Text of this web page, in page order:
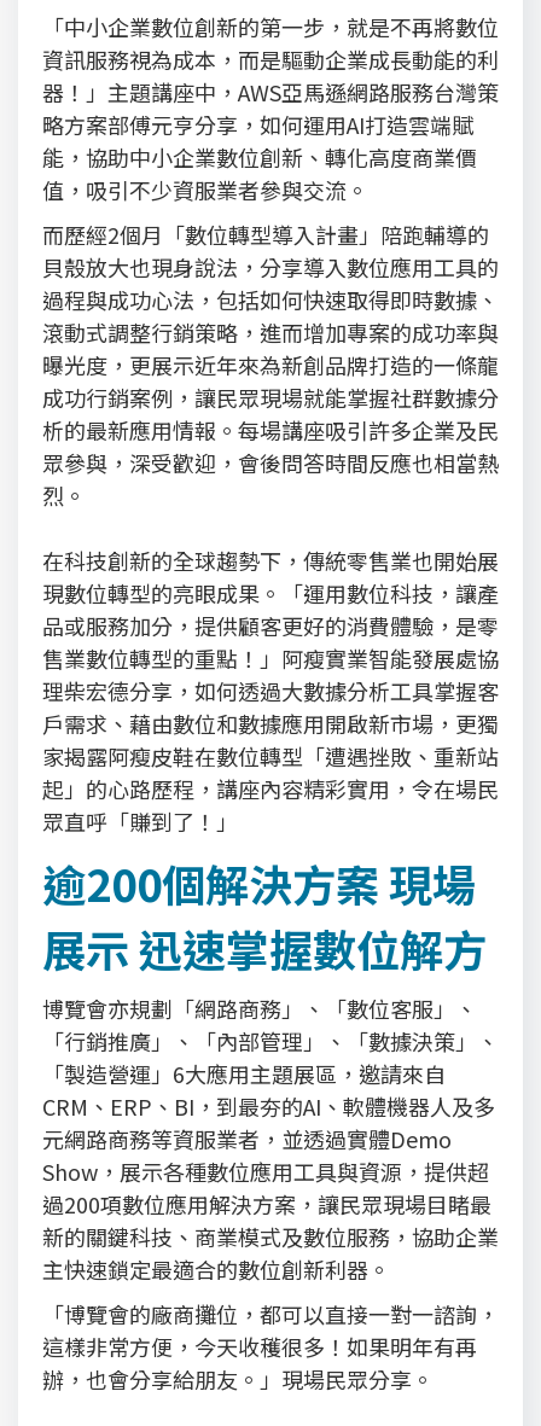
「中小企業數位創新的第一步，就是不再將數位
資訊服務視為成本，而是驅動企業成長動能的利
器！」主題講座中，AWS亞馬遜網路服務台灣策
略方案部傅元亨分享，如何運用AI打造雲端賦
能，協助中小企業數位創新、轉化高度商業價
值，吸引不少資服業者參與交流。
而歷經2個月「數位轉型導入計畫」陪跑輔導的
貝殼放大也現身說法，分享導入數位應用工具的
過程與成功心法，包括如何快速取得即時數據、
滾動式調整行銷策略，進而增加專案的成功率與
曝光度，更展示近年來為新創品牌打造的一條龍
成功行銷案例，讓民眾現場就能掌握社群數據分
析的最新應用情報。每場講座吸引許多企業及民
眾參與，深受歡迎，會後問答時間反應也相當熱
烈。
在科技創新的全球趨勢下，傳統零售業也開始展
現數位轉型的亮眼成果。「運用數位科技，讓產
品或服務加分，提供顧客更好的消費體驗，是零
售業數位轉型的重點！」阿瘦實業智能發展處協
理柴宏德分享，如何透過大數據分析工具掌握客
戶需求、藉由數位和數據應用開啟新市場，更獨
家揭露阿瘦皮鞋在數位轉型「遭遇挫敗、重新站
起」的心路歷程，講座內容精彩實用，令在場民
眾直呼「賺到了！」
逾200個解決方案 現場
展示 迅速掌握數位解方
博覽會亦規劃「網路商務」、「數位客服」、
「行銷推廣」、「內部管理」、「數據決策」、
「製造營運」6大應用主題展區，邀請來自
CRM、ERP、BI，到最夯的AI、軟體機器人及多
元網路商務等資服業者，並透過實體Demo
Show，展示各種數位應用工具與資源，提供超
過200項數位應用解決方案，讓民眾現場目睹最
新的關鍵科技、商業模式及數位服務，協助企業
主快速鎖定最適合的數位創新利器。
「博覽會的廠商攤位，都可以直接一對一諮詢，
這樣非常方便，今天收穫很多！如果明年有再
辦，也會分享給朋友。」現場民眾分享。